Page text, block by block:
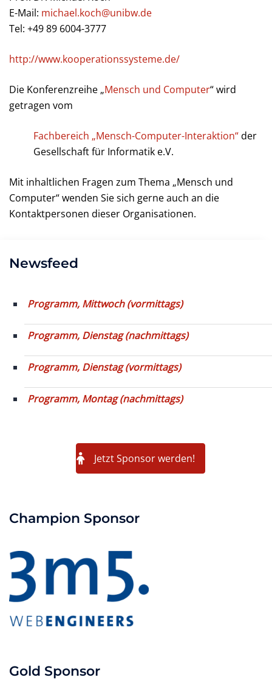
E-Mail: michael.koch@unibw.de
Tel: +49 89 6004-3777
http://www.kooperationssysteme.de/
Die Konferenzreihe „Mensch und Computer“ wird
getragen vom
Fachbereich „Mensch-Computer-Interaktion“der
Gesellschaft für Informatik e.V.
Mit inhaltlichen Fragen zum Thema „Mensch und
Computer“ wenden Sie sich gerne auch an die
Kontaktpersonen dieser Organisationen.
Newsfeed
Programm, Mittwoch (vormittags)
Programm, Dienstag (nachmittags)
Programm, Dienstag (vormittags)
Programm, Montag (nachmittags)
Jetzt Sponsor werden!
Champion Sponsor
Gold Sponsor